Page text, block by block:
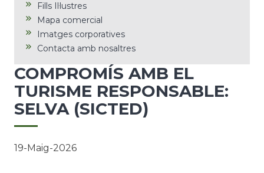
Fills Il·lustres
Mapa comercial
Imatges corporatives
Contacta amb nosaltres
COMPROMÍS AMB EL
TURISME RESPONSABLE:
SELVA (SICTED)
19-Maig-2026